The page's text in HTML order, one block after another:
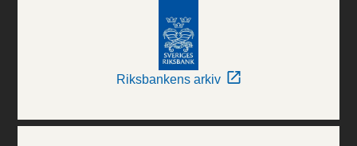
Riksbankens arkiv